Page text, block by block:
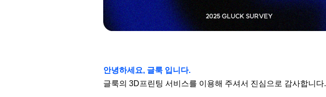
안녕하세요, 글룩 입니다.
글룩의 3D프린팅 서비스를 이용해 주셔서 진심으로 감사합니다.